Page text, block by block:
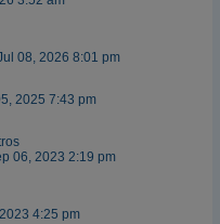
08, 2026 8:01 pm
2025 7:43 pm
06, 2023 2:19 pm
4:25 pm